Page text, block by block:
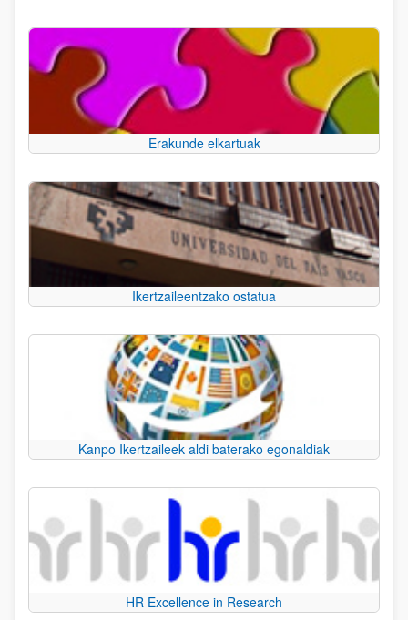
Erakunde elkartuak
Ikertzaileentzako ostatua
Kanpo Ikertzaileek aldi baterako egonaldiak
HR Excellence in Research